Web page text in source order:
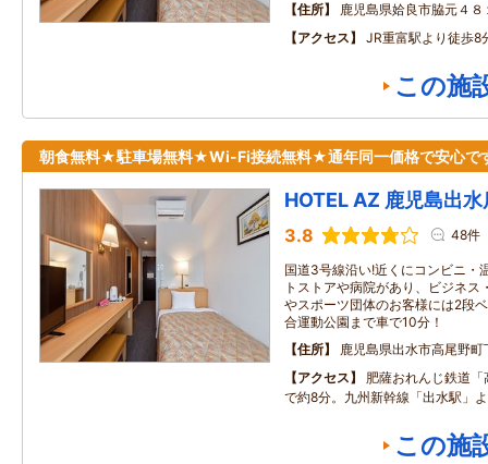
住所
鹿児島県姶良市脇元４８
アクセス
JR重富駅より徒歩8
この施
朝食無料★駐車場無料★Wi-Fi接続無料★通年同一価格で安心で
HOTEL AZ 鹿児島出水
3.8 48件
国道3号線沿い!近くにコンビニ・
トストアや病院があり、ビジネ
やスポーツ団体のお客様には2段
合運動公園まで車で10分！
住所
鹿児島県出水市高尾野
アクセス
肥薩おれんじ鉄道
で約8分。九州新幹線「出水駅」
この施